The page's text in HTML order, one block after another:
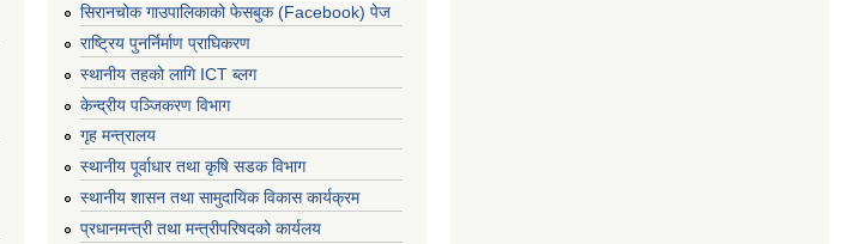
सिरानचोक गाउपालिकाको फेसबुक (Facebook) पेज
राष्ट्रिय पुनर्निर्माण प्राघिकरण
स्थानीय तहको लागि ICT ब्लग
केन्द्रीय पञ्जिकरण विभाग
गृह मन्त्रालय
स्थानीय पूर्वाधार तथा कृषि सडक विभाग
स्थानीय शासन तथा सामुदायिक विकास कार्यक्रम
प्रधानमन्त्री तथा मन्त्रीपरिषदको कार्यलय